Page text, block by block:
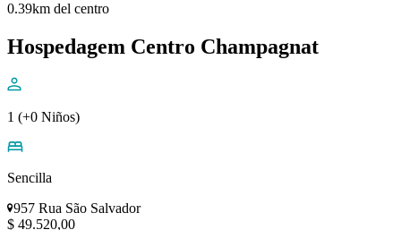
0.39km del centro
Hospedagem Centro Champagnat
1 (+0 Niños)
Sencilla
957 Rua São Salvador
$ 49.520,00